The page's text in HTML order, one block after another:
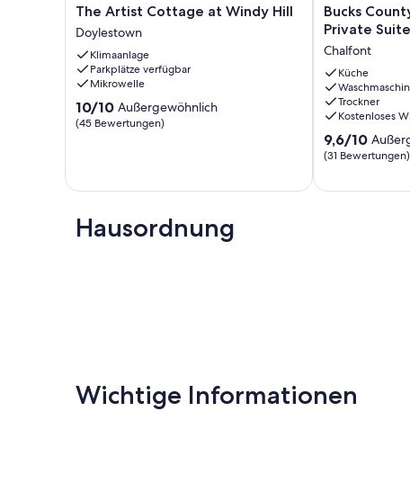
The
Artist
Cottage
at
Windy
Hill
Doylestown
The Artist Cottage at Windy Hill
Doylestown
Klimaanlage
Parkplätze verfügbar
Mikrowelle
10.0
von
Bewertungen)
10/10 Außergewöhnlich
(45 Bewertungen)
Bucks
County
Farmhouse
Private
Suite
Chalfont
Bucks
Private Suite
Chalfont
Küche
Trockner
Kostenloses
9.6
von
9,6/10
(31 Bewertungen)
Hausordnung
Wichtige Informationen